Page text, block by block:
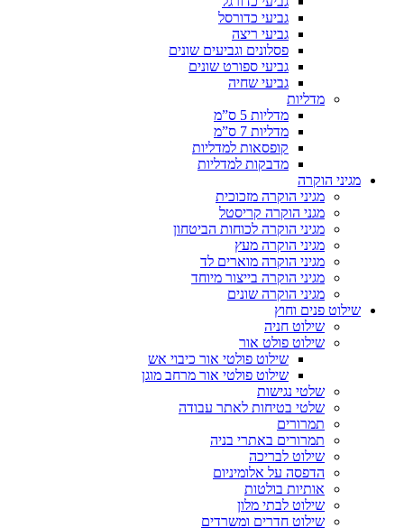
גביעי כדורסל
גביעי ריצה
פסלונים וגביעים שונים
גביעי ספורט שונים
גביעי שחיה
מדליות
מדליות 5 ס”מ
מדליות 7 ס”מ
קופסאות למדליות
מדבקות למדליות
מגיני הוקרה
מגיני הוקרה מזכוכית
מגני הוקרה קריסטל
מגיני הוקרה לכוחות הביטחון
מגיני הוקרה מעץ
מגיני הוקרה מוארים לד
מגיני הוקרה בייצור מיוחד
מגיני הוקרה שונים
שילוט פנים וחוץ
שילוט חניה
שילוט פולט אור
שילוט פולטי אור כיבוי אש
שילוט פולטי אור מרחב מוגן
שלטי נגישות
שלטי בטיחות לאתר עבודה
תמרורים
תמרורים באתרי בניה
שילוט לבריכה
הדפסה על אלומיניום
אותיות בולטות
שילוט לבתי מלון
שילוט חדרים ומשרדים